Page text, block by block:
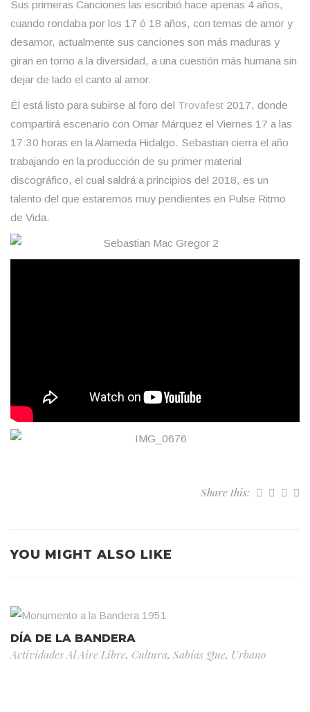
Sus primeras Canciones las escribió hace apenas 4 años,
cuando rondaba por los 17 ó 18 años, con temas de amor y
desamor, actualmente sus canciones son más maduras y
giran en torno a la diversidad, a una cuestión más humana sin
dejar de lado el canto al amor.
Él está listo para subirse al foro del Trovafest 2017, donde
compartirá escenario con Omar Márquez el Viernes 17 a las
17:30 horas en la Alameda Hidalgo. Sebastian cierra el año
trabajando en la producción de su primer material
discográfico, el cual saldrá a principios del 2018, es un
talento del que estaremos muy pendientes en Pulse Ritmo
de Vida.
Share this:
YOU MIGHT ALSO LIKE
DÍA DE LA BANDERA
Actividades Al Aire Libre, Cultura, Sabías Que, Urbano